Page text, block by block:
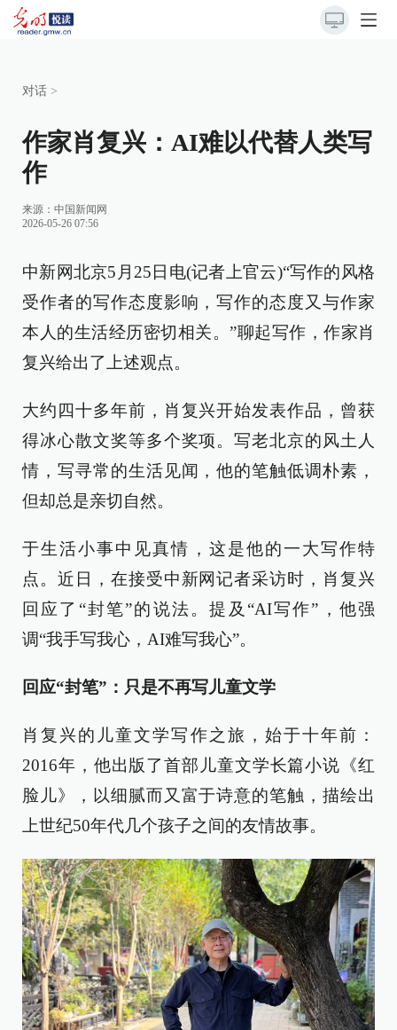
对话 >
作家肖复兴：AI难以代替人类写
作
来源： 中国新闻网
2026-05-26 07:56
中新网北京5月25日电(记者上官云)“写作的风格
受作者的写作态度影响，写作的态度又与作家
本人的生活经历密切相关。”聊起写作，作家肖
复兴给出了上述观点。
大约四十多年前，肖复兴开始发表作品，曾获
得冰心散文奖等多个奖项。写老北京的风土人
情，写寻常的生活见闻，他的笔触低调朴素，
但却总是亲切自然。
于生活小事中见真情，这是他的一大写作特
点。近日，在接受中新网记者采访时，肖复兴
回应了“封笔”的说法。提及“AI写作”，他强
调“我手写我心，AI难写我心”。
回应“封笔”：只是不再写儿童文学
肖复兴的儿童文学写作之旅，始于十年前：
2016年，他出版了首部儿童文学长篇小说《红
脸儿》，以细腻而又富于诗意的笔触，描绘出
上世纪50年代几个孩子之间的友情故事。